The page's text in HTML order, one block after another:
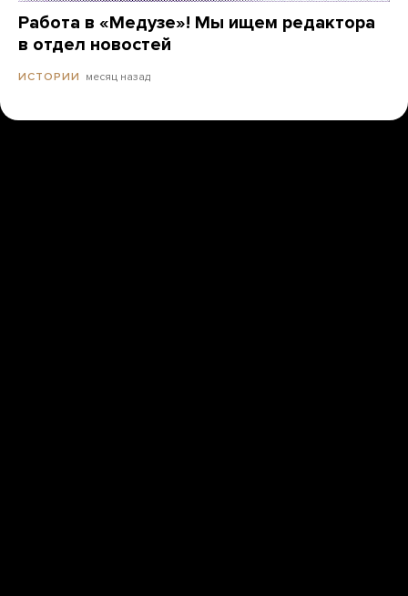
Работа в «Медузе»! Мы ищем редактора
в отдел новостей
ИСТОРИИ месяц назад